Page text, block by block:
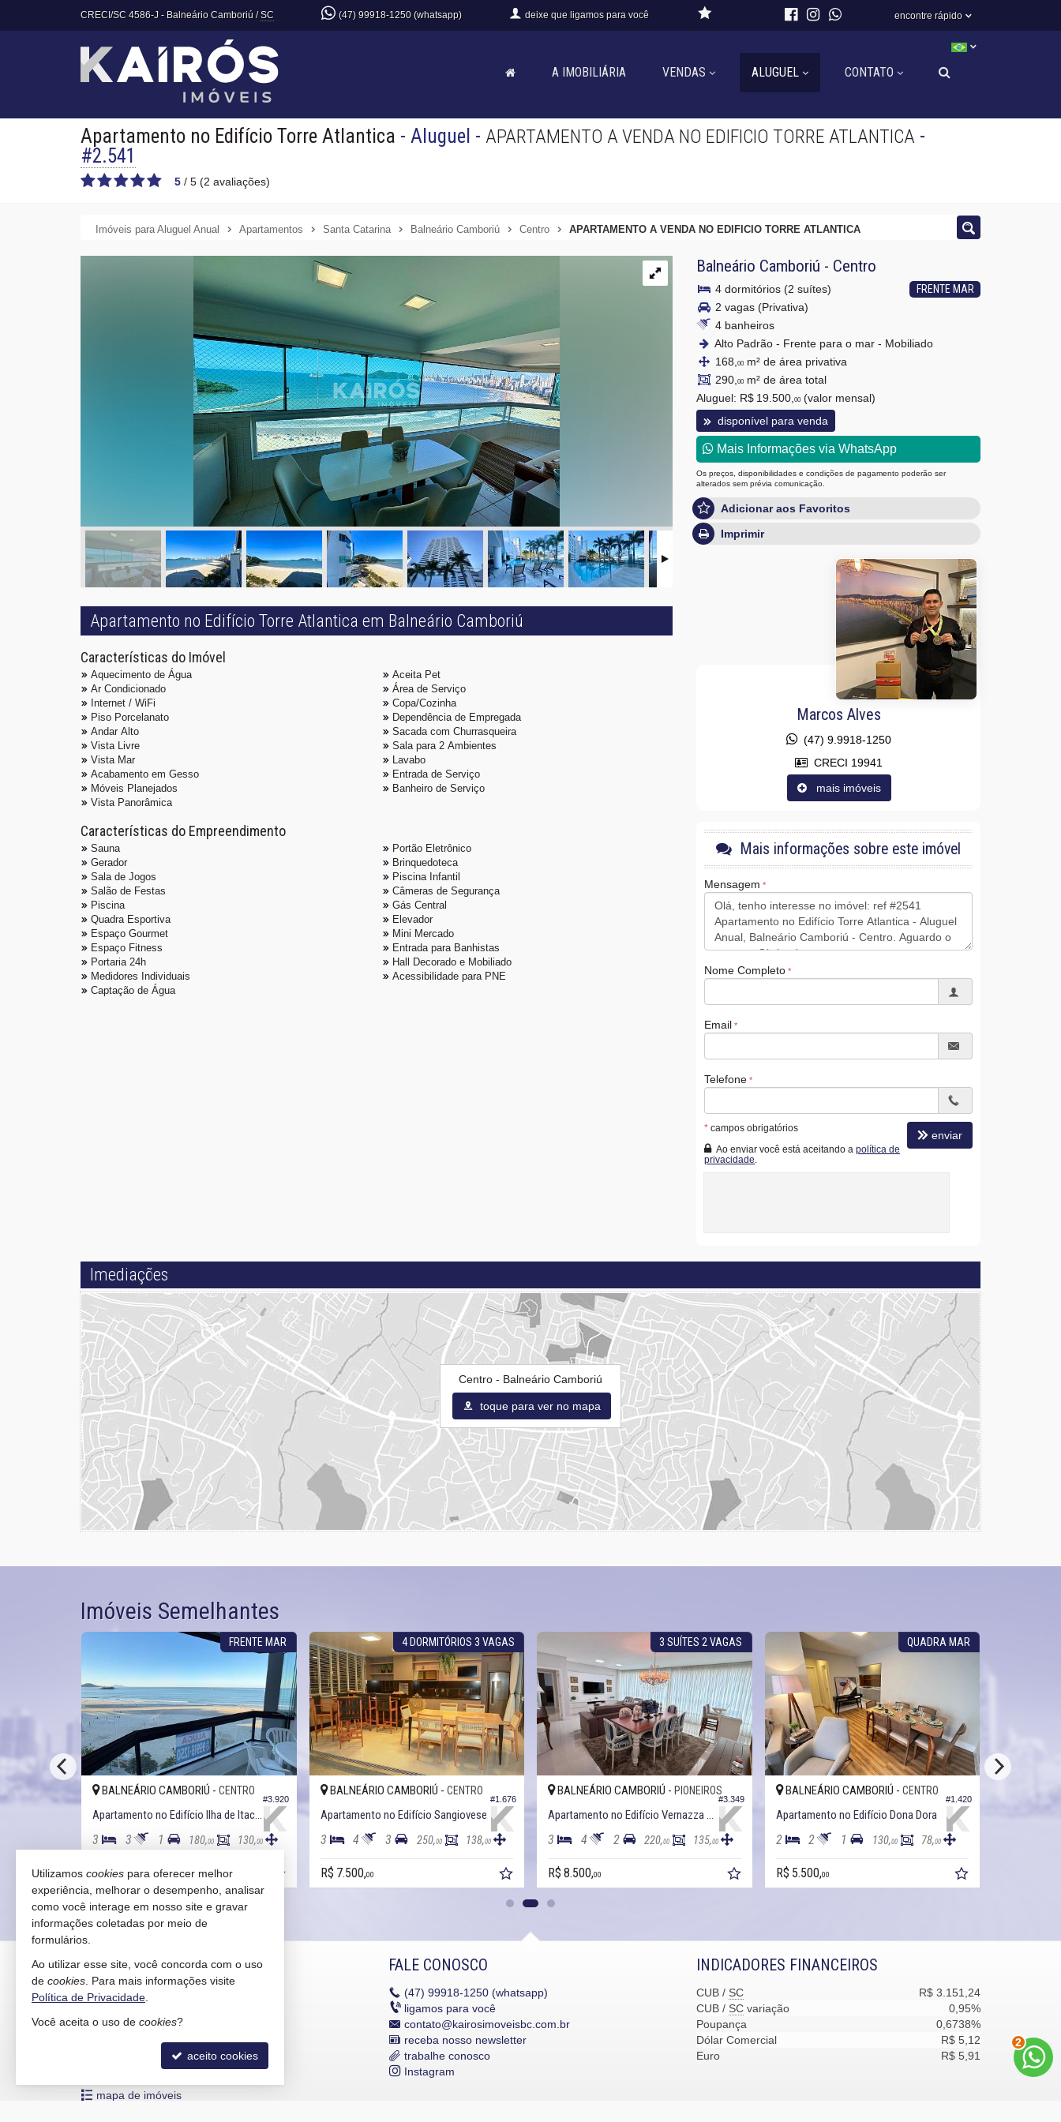
CRECI/SC 4586-J - Balneário Camboriú /SC (47) 99918-1250 (whatsapp) deixe que ligamos para você encontre rápido
A IMOBILIÁRIA VENDAS ALUGUEL CONTATO
Apartamento no Edifício Torre Atlantica - Aluguel - APARTAMENTO A VENDA NO EDIFICIO TORRE ATLANTICA -
#2.541
5 / 5 (2 avaliações)
Imóveis para Aluguel Anual Apartamentos Santa Catarina Balneário Camboriú Centro APARTAMENTO A VENDA NO EDIFICIO TORRE ATLANTICA
Apartamento no Edifício Torre Atlantica em Balneário Camboriú
Características do Imóvel
Aquecimento de Água
Ar Condicionado
Internet / WiFi
Piso Porcelanato
Andar Alto
Vista Livre
Vista Mar
Acabamento em Gesso
Móveis Planejados
Vista Panorâmica
Aceita Pet
Área de Serviço
Copa/Cozinha
Dependência de Empregada
Sacada com Churrasqueira
Sala para 2 Ambientes
Lavabo
Entrada de Serviço
Banheiro de Serviço
Características do Empreendimento
Sauna
Gerador
Sala de Jogos
Salão de Festas
Piscina
Quadra Esportiva
Espaço Gourmet
Espaço Fitness
Portaria 24h
Medidores Individuais
Captação de Água
Portão Eletrônico
Brinquedoteca
Piscina Infantil
Câmeras de Segurança
Gás Central
Elevador
Mini Mercado
Entrada para Banhistas
Hall Decorado e Mobiliado
Acessibilidade para PNE
Balneário Camboriú - Centro
FRENTE MAR
4 dormitórios (2 suítes)
2 vagas (Privativa)
4 banheiros
Alto Padrão - Frente para o mar - Mobiliado
168, 00m² de área privativa
290, 00m² de área total
Aluguel: R$ 19.500, 00 (valor mensal)
disponível para venda
Mais Informações via WhatsApp
Os preços, disponibilidades e condições de pagamento poderão ser
alterados sem prévia comunicação.
Adicionar aos Favoritos
Imprimir
Marcos Alves
(47) 9.9918-1250
CRECI 19941
mais imóveis
Mais informações sobre este imóvel
Mensagem
Nome Completo
Email
Telefone
* campos obrigatórios
Ao enviar você está aceitando a política de
privacidade
enviar
Imediações
Centro - Balneário Camboriú
toque para ver no mapa
Imóveis Semelhantes
FRENTE MAR
#3.920
BALNEÁRIO CAMBORIÚ - CENTRO
Apartamento no Edifício Ilha de Itacuruçá
3 3 1 180,00 130,00
R$ 10.000,00
4 DORMITÓRIOS 3 VAGAS
#1.676
BALNEÁRIO CAMBORIÚ - CENTRO
Apartamento no Edifício Sangiovese
3 4 3 250,00 138,00
R$ 7.500,00
3 SUÍTES 2 VAGAS
#3.349
BALNEÁRIO CAMBORIÚ - PIONEIROS
Apartamento no Edifício Vernazza Residence
3 4 2 220,00 135,00
R$ 8.500,00
QUADRA MAR
#1.420
BALNEÁRIO CAMBORIÚ - CENTRO
Apartamento no Edifício Dona Dora
2 2 1 130,00 78,00
R$ 5.500,00
KAIRÓS IMÓVEIS
Rua 1121, 100
Balneário Camboriú /
mapa google
indicadores financeiros
mapa de imóveis
FALE CONOSCO
(47) 99918-1250 (whatsapp)
ligamos para você
contato@kairosimoveisbc.com.br
receba nosso newsletter
trabalhe conosco
Instagram
INDICADORES FINANCEIROS
CUB / SC
R$ 3.151,24
CUB / SC variação
0,95%
Poupança
0,6738%
Dólar Comercial
R$ 5,12
Euro
R$ 5,91
2
Utilizamos cookies para oferecer melhor
experiência, melhorar o desempenho, analisar
como você interage em nosso site e gravar
informações coletadas por meio de
formulários.
Ao utilizar esse site, você concorda com o uso
de cookies . Para mais informações visite
Política de Privacidade
Você aceita o uso de cookies?
aceito cookies